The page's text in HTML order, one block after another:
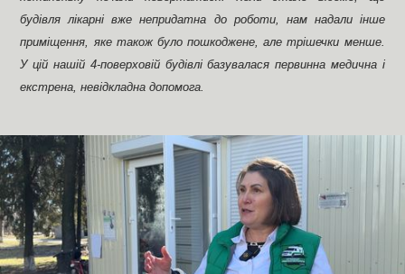
будівля лікарні вже непридатна до роботи, нам надали інше
приміщення, яке також було пошкоджене, але трішечки менше.
У цій нашій 4-поверховій будівлі базувалася первинна медична і
екстрена, невідкладна допомога.